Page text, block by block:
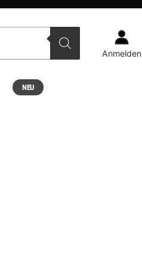
Anmelden
NEU